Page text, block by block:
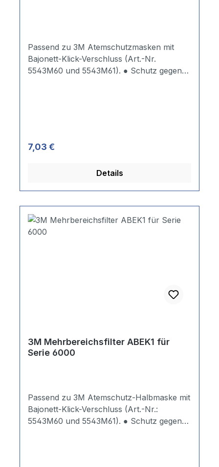
Passend zu 3M Atemschutzmasken mit
Bajonett-Klick-Verschluss (Art.-Nr.
5543M60 und 5543M61). ● Schutz gegen
Regulärer Preis:
7,03 €
Details
3M Mehrbereichsfilter ABEK1 für
Serie 6000
Passend zu 3M Atemschutz-Halbmaske mit
Bajonett-Klick-Verschluss (Art.-Nr.:
5543M60 und 5543M61). ● Schutz gegen